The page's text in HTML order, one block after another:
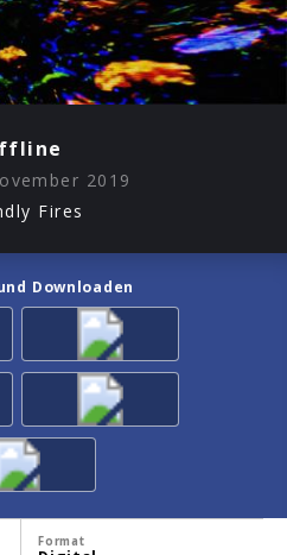
2019
Fires
Downloaden
Format